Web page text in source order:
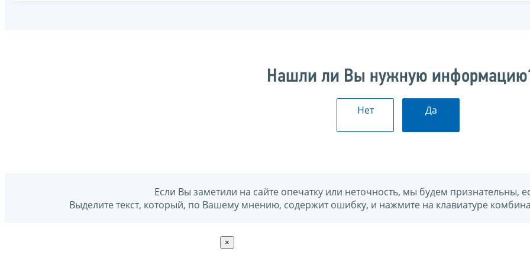
Нашли ли Вы нужную
Нет Да
Если Вы заметили на сайте опечатку или неточность, мы будем признательны,
Выделите текст, который, по Вашему мнению, содержит ошибку, и нажмите на клавиатуре
×